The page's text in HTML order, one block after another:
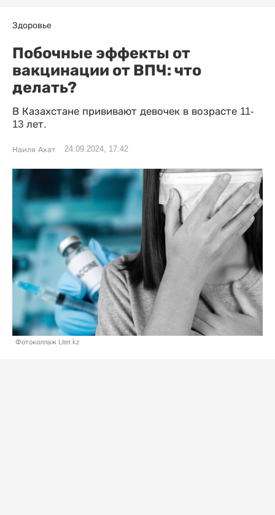
Здоровье
Побочные эффекты от
вакцинации от ВПЧ: что
делать?
В Казахстане прививают девочек в возрасте 11-
13 лет.
Наиля Ахат 24.09.2024, 17:42
Фотоколлаж Liter.kz